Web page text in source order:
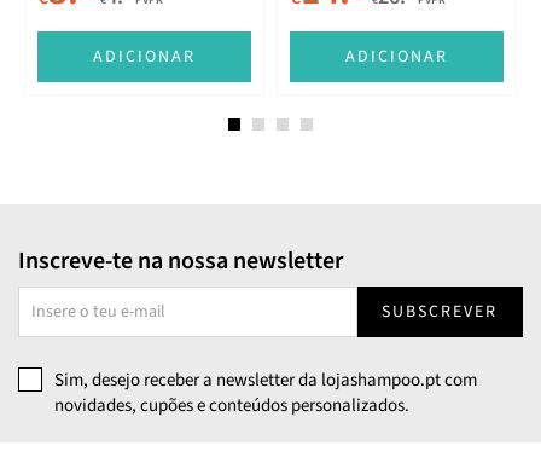
ADICIONAR ADICIONAR
Inscreve-te na nossa newsletter
SUBSCREVER
Sim, desejo receber a newsletter da lojashampoo.pt com
novidades, cupões e conteúdos personalizados.